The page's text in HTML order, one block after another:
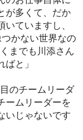
が多くて、だか
ていますし、
かない世界なの
までも川添さん
と」
のチームリーダ
ームリーダーを
いじゃないです